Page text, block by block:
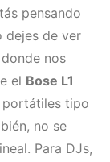
pensando
dejes de ver
nos
el Bose L1
portátiles tipo
no se
Para DJs,